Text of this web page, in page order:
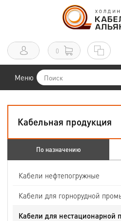
0
Меню
Кабельная продукция
По назначению
Кабели нефтепогружные
Кабели для горнорудной
Кабели для нестационарной